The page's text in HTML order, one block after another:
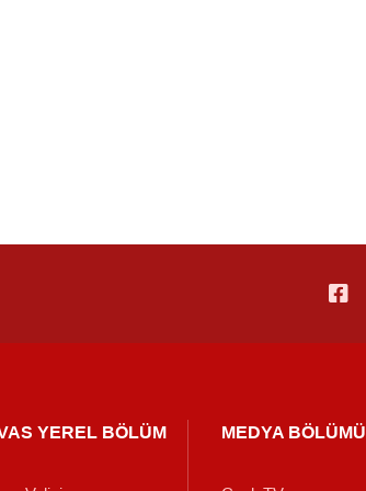
YEREL BÖLÜM MEDYA BÖLÜMÜ